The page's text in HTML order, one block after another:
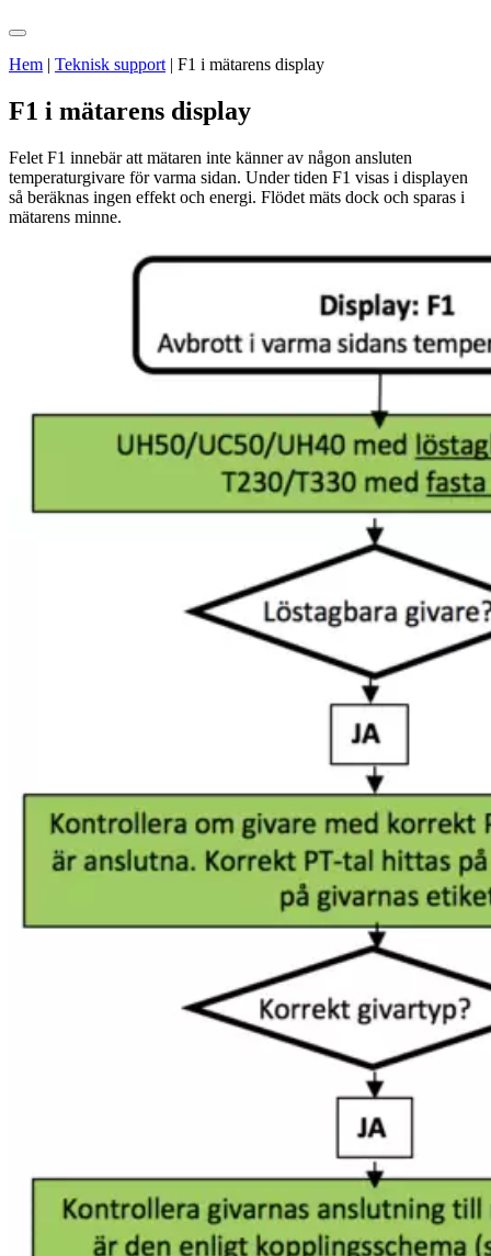
Hem | Teknisk support | F1 i mätarens display
F1 i mätarens display
Felet F1 innebär att mätaren inte känner av någon ansluten
temperaturgivare för varma sidan. Under tiden F1 visas i displayen
så beräknas ingen effekt och energi. Flödet mäts dock och sparas i
mätarens minne.